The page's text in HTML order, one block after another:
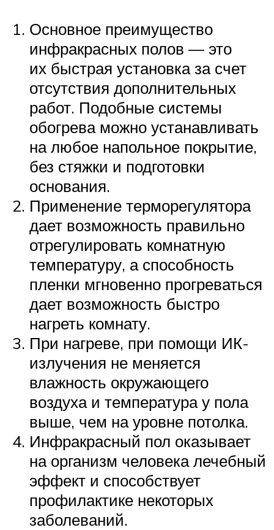
Основное преимущество
инфракрасных полов — это
их быстрая установка за счет
отсутствия дополнительных
работ. Подобные системы
обогрева можно устанавливать
на любое напольное покрытие,
без стяжки и подготовки
основания.
Применение терморегулятора
дает возможность правильно
отрегулировать комнатную
температуру, а способность
пленки мгновенно прогреваться
дает возможность быстро
нагреть комнату.
При нагреве, при помощи ИК-
излучения не меняется
влажность окружающего
воздуха и температура у пола
выше, чем на уровне потолка.
Инфракрасный пол оказывает
на организм человека лечебный
эффект и способствует
профилактике некоторых
заболеваний.